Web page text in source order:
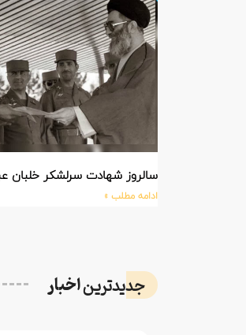
سالروز شهادت سرلشکر خلبان
ادامه مطلب »
جدیدتریناخبار